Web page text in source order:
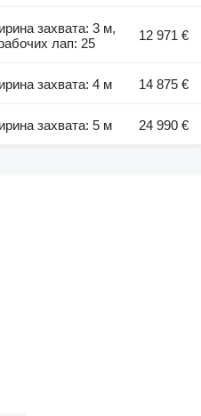
захвата: 3 м,
лап: 25
12 971 €
захвата: 4 м 14 875 €
захвата: 5 м
24 990 €